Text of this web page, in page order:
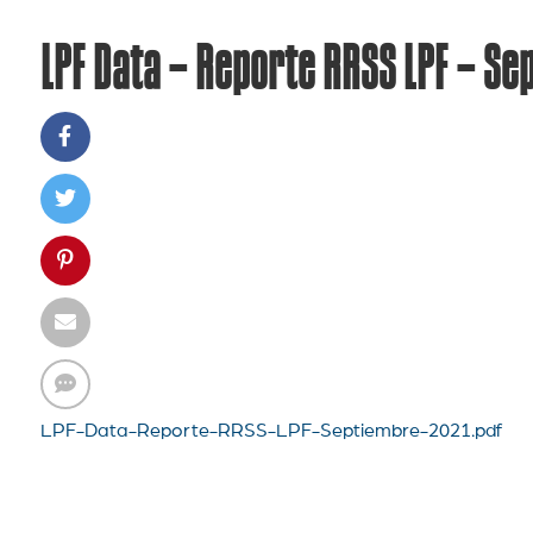
LPF Data – Reporte RRSS LPF –
LPF-Data-Reporte-RRSS-LPF-Septiembre-2021.pdf